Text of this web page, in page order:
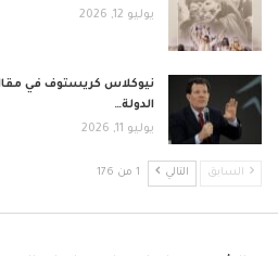
يوليو 12, 2026
نيوكلاس كريستوف في
الدولة…
يوليو 11, 2026
السابق التالي 1 من 176